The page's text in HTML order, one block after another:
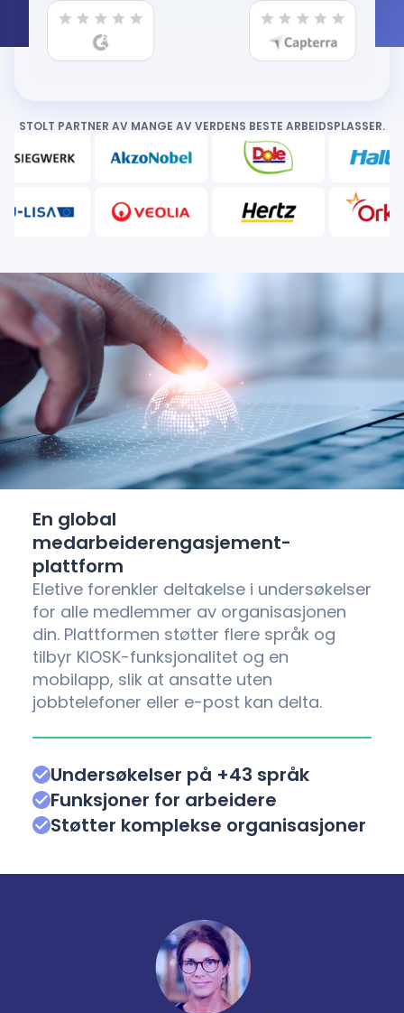
STOLT PARTNER AV MANGE AV VERDENS BESTE ARBEIDSPLASSER.
En global
medarbeiderengasjement-
plattform
Eletive forenkler deltakelse i undersøkelser
for alle medlemmer av organisasjonen
din. Plattformen støtter flere språk og
tilbyr KIOSK-funksjonalitet og en
mobilapp, slik at ansatte uten
jobbtelefoner eller e-post kan delta.
Undersøkelser på +43 språk
Funksjoner for arbeidere
Støtter komplekse organisasjoner